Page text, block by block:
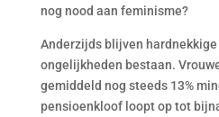
nog nood aan feminisme?
Anderzijds blijven
ongelijkheden bestaan.
gemiddeld nog steeds 13%
pensioenkloof loopt op tot